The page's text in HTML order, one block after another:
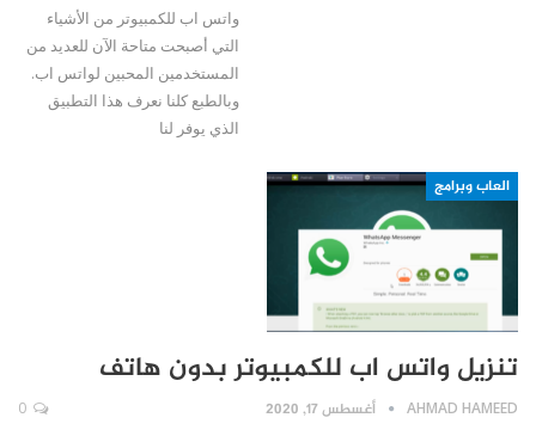
واتس اب للكمبيوتر من الأشياء
التي أصبحت متاحة الآن للعديد من
المستخدمين المحبين لواتس اب.
وبالطبع كلنا نعرف هذا التطبيق
الذي يوفر لنا
العاب وبرامج
تنزيل واتس اب للكمبيوتر بدون هاتف
AHMAD HAMEED أغسطس 17, 2020